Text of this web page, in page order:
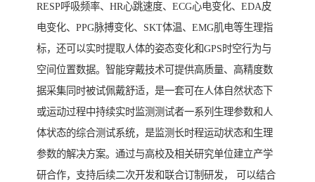
RESP呼吸频率、HR心跳速度、ECG心电变化、EDA皮
电变化、PPG脉搏变化、SKT体温、EMG肌电等生理指
标，还可以实时提取人体的姿态变化和GPS时空行为与
空间位置数据。智能穿戴技术可提供高质量、高精度数
据采集同时被试佩戴舒适，是一套可在人体自然状态下
或运动过程中持续实时监测测试者一系列生理参数和人
体状态的综合测试系统，是监测长时程运动状态和生理
参数的解决方案。通过与高校及相关研究单位建立产学
研合作，支持后续二次开发和联合订制研发， 可以结合